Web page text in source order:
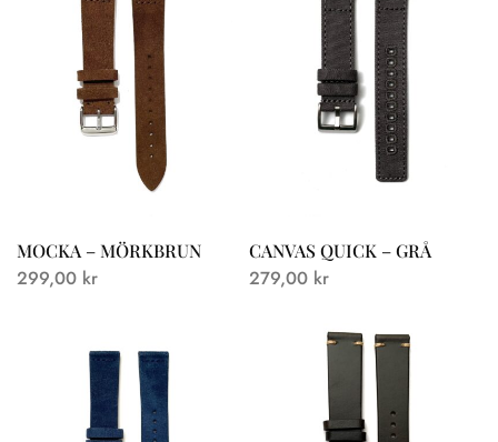
MOCKA – MÖRKBRUN
299,00 kr
CANVAS QUICK – GRÅ
279,00 kr